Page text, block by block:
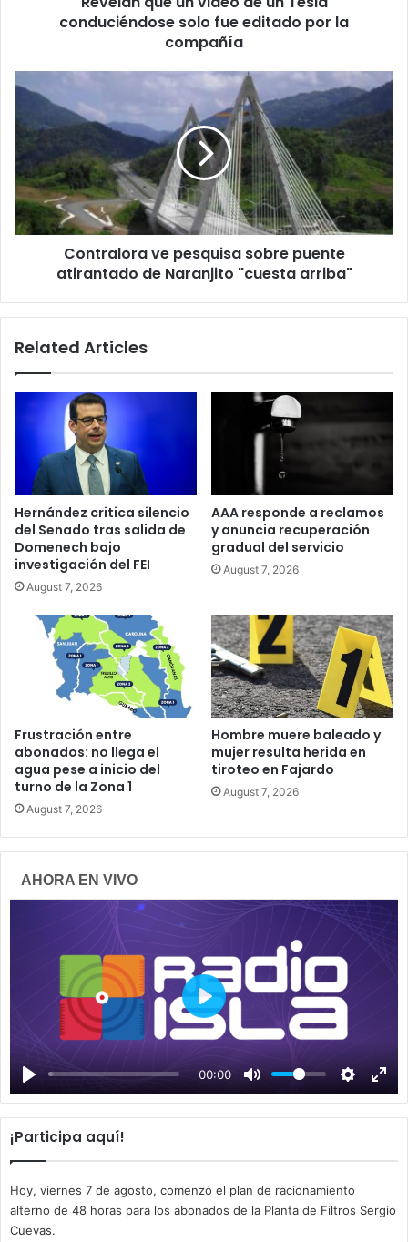
conduciéndose solo fue editado por la
compañía
pesquisa
sobre
puente
atirantado
de
Naranjito
"cuesta
Contralora ve pesquisa sobre puente
atirantado de Naranjito "cuesta arriba"
Related Articles
Hernández critica silencio
del Senado tras salida de
Domenech bajo
investigación del FEI
August 7, 2026
AAA responde a reclamos
y anuncia recuperación
gradual del servicio
August 7, 2026
Frustración entre
abonados: no llega el
agua pese a inicio del
turno de la Zona 1
August 7, 2026
Hombre muere baleado y
mujer resulta herida en
tiroteo en Fajardo
August 7, 2026
AHORA EN VIVO
00:00
P
a
y
¡Participa aquí!
Hoy, viernes 7 de agosto, comenzó el plan de racionamiento
alterno de 48 horas para los abonados de la Planta de Filtros Sergio
Cuevas.